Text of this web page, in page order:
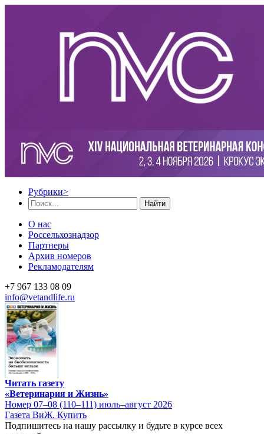
Рубрики>
Найти
О нас
Россельхознадзор
Партнеры
Архив номеров
Рекламодателям
+7 967 133 08 09
info@vetandlife.ru
Читать газету
«Ветеринария и Жизнь»
Номер 07–08 (110–111) июль–август 2026
Газета ВиЖ. Купить
Подпишитесь на нашу рассылку и будьте в курсе всех